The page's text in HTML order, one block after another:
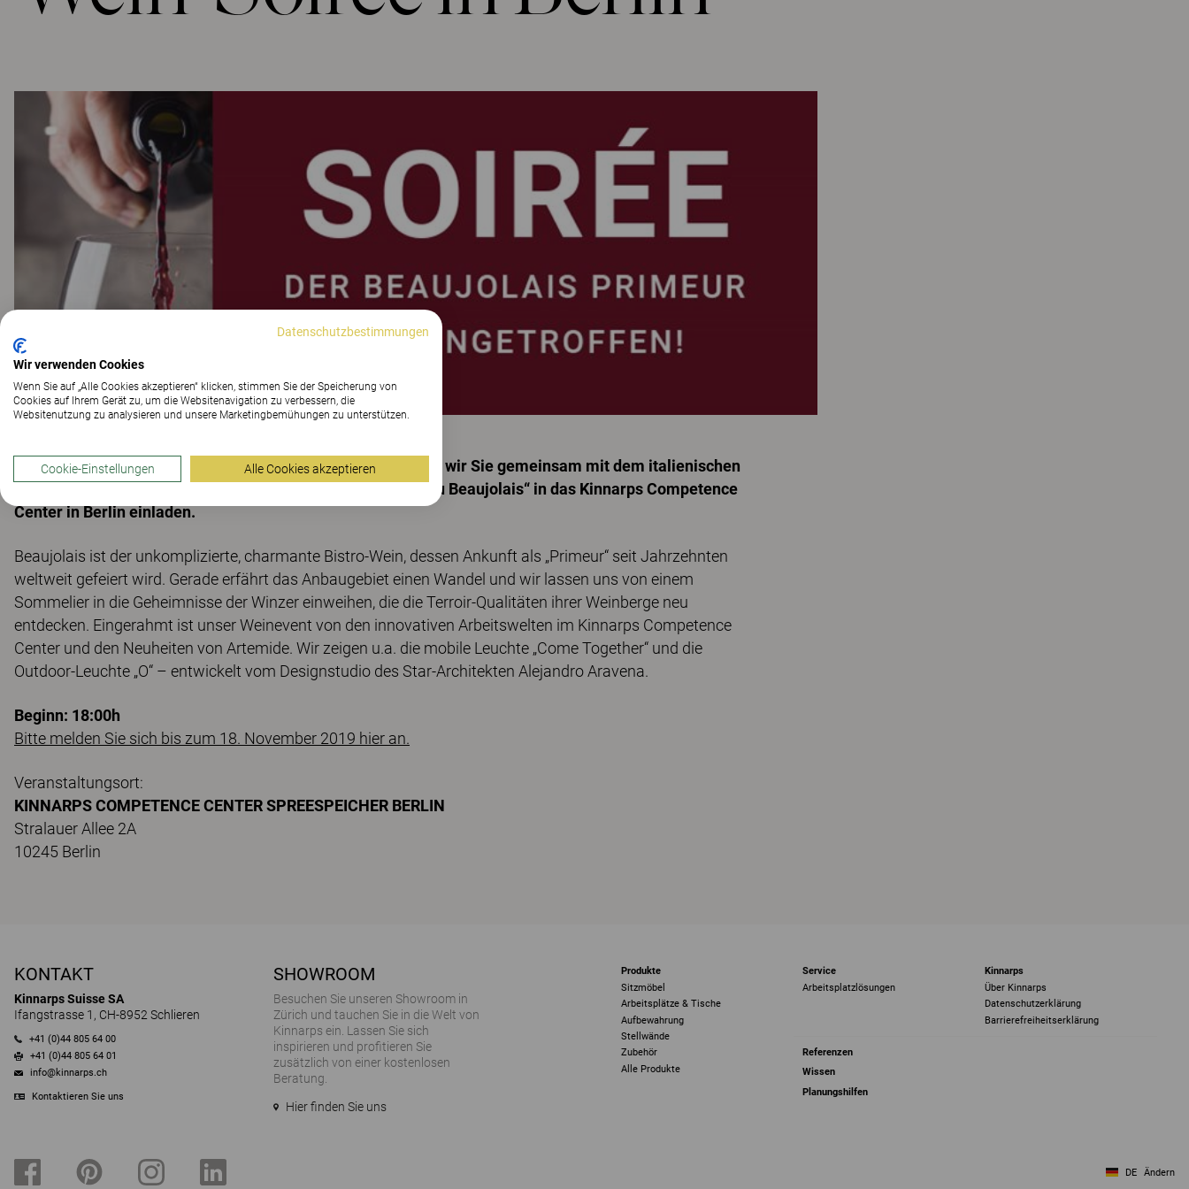
Der Beaujolais Primeur ist eingetroffen! Am 26.11. möchten wir Sie gemeinsam mit dem italienischen
Leuchtenhersteller Artemide zu einer traditionellen „Fête du Beaujolais“ in das Kinnarps Competence
Center in Berlin einladen.
Beaujolais ist der unkomplizierte, charmante Bistro-Wein, dessen Ankunft als „Primeur“ seit Jahrzehnten
weltweit gefeiert wird. Gerade erfährt das Anbaugebiet einen Wandel und wir lassen uns von einem
Sommelier in die Geheimnisse der Winzer einweihen, die die Terroir-Qualitäten ihrer Weinberge neu
entdecken. Eingerahmt ist unser Weinevent von den innovativen Arbeitswelten im Kinnarps Competence
Center und den Neuheiten von Artemide. Wir zeigen u.a. die mobile Leuchte „Come Together“ und die
Outdoor-Leuchte „O“ – entwickelt vom Designstudio des Star-Architekten Alejandro Aravena.
Beginn: 18:00h
Bitte melden Sie sich bis zum 18. November 2019 hier an.
Veranstaltungsort:
KINNARPS COMPETENCE CENTER SPREESPEICHER BERLIN
Stralauer Allee 2A
10245 Berlin
KONTAKT
Kinnarps Suisse SA
Ifangstrasse 1, CH-8952 Schlieren
+41 (0)44 805 64 00
+41 (0)44 805 64 01
info@kinnarps.ch
Kontaktieren Sie uns
SHOWROOM
Besuchen Sie unseren Showroom in
Zürich und tauchen Sie in die Welt von
Kinnarps ein. Lassen Sie sich
inspirieren und profitieren Sie
zusätzlich von einer kostenlosen
Beratung.
Hier finden Sie uns
Produkte
Sitzmöbel
Arbeitsplätze & Tische
Aufbewahrung
Stellwände
Zubehör
Alle Produkte
Service
Arbeitsplatzlösungen
Kinnarps
Über Kinnarps
Datenschutzerklärung
Barrierefreiheits­erklärung
Referenzen
Wissen
Planungshilfen
DE Ändern
Datenschutzbestimmungen
Wir verwenden Cookies
Wenn Sie auf „Alle Cookies akzeptieren“ klicken, stimmen Sie der Speicherung von
Cookies auf Ihrem Gerät zu, um die Websitenavigation zu verbessern, die
Websitenutzung zu analysieren und unsere Marketingbemühungen zu unterstützen.
Cookie-Einstellungen Alle Cookies akzeptieren